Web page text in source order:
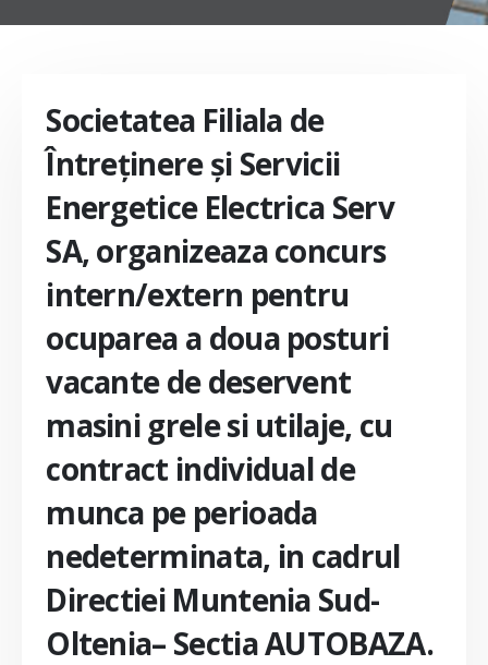
Societatea Filiala de
Întreţinere şi Servicii
Energetice Electrica Serv
SA, organizeaza concurs
intern/extern pentru
ocuparea a doua posturi
vacante de deservent
masini grele si utilaje, cu
contract individual de
munca pe perioada
nedeterminata, in cadrul
Directiei Muntenia Sud-
Oltenia– Sectia AUTOBAZA.